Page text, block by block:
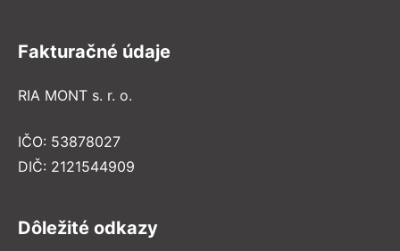
Fakturačné údaje
RIA MONT s. r. o.
IČO: 53878027
DIČ: 2121544909
Dôležité odkazy